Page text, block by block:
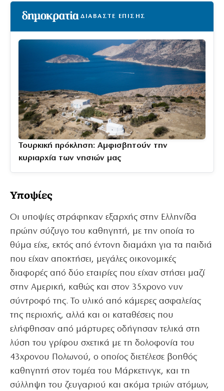
ΔΙΑΒΑΣΤΕ ΕΠΙΣΗΣ
Τουρκική πρόκληση: Αμφισβητούν την
κυριαρχία των νησιών μας
Υποψίες
Οι υποψίες στράφηκαν εξαρχής στην Ελληνίδα
πρώην σύζυγο του καθηγητή, με την οποία το
θύμα είχε, εκτός από έντονη διαμάχη για τα παιδιά
που είχαν αποκτήσει, μεγάλες οικονομικές
διαφορές από δύο εταιρίες που είχαν στήσει μαζί
στην Αμερική, καθώς και στον 35χρονο νυν
σύντροφό της. Το υλικό από κάμερες ασφαλείας
της περιοχής, αλλά και οι καταθέσεις που
ελήφθησαν από μάρτυρες οδήγησαν τελικά στη
λύση του γρίφου σχετικά με τη δολοφονία του
43χρονου Πολωνού, ο οποίος διετέλεσε βοηθός
καθηγητή στον τομέα του Μάρκετινγκ, και τη
σύλληψη του ζευγαριού και ακόμα τριών ατόμων,